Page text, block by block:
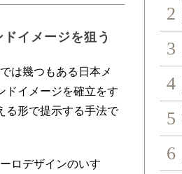
イメージを狙う
は幾つもある日本メ
ドイメージを確立をす
る形で提示する手法で
ロデザインのいすゞ
2
3
4
5
6